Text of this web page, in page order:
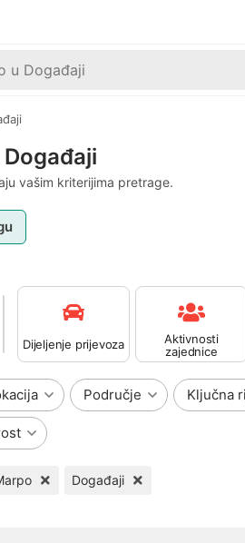
vašim kriterijima pretrage.
Dijeljenje prijevoza
Aktivnosti
zajednice
Područje Ključna
Događaji